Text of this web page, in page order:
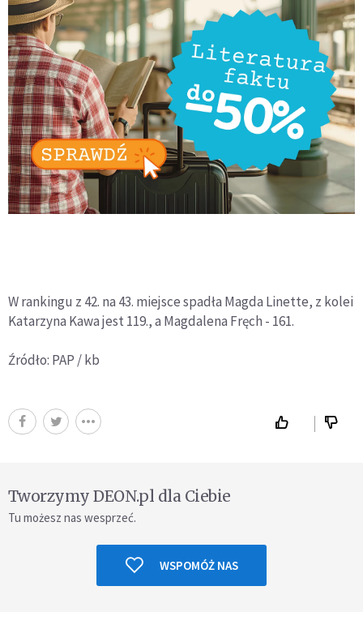
W rankingu z 42. na 43. miejsce spadła Magda Linette, z kolei
Katarzyna Kawa jest 119., a Magdalena Fręch - 161.
Źródło: PAP / kb
Tworzymy DEON.pl dla Ciebie
Tu możesz nas wesprzeć.
WSPOMÓŻ NAS